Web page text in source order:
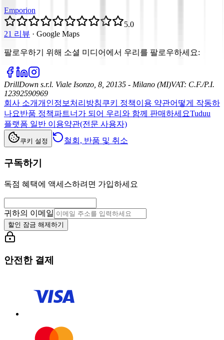
Emporion
5.0
21 리뷰 · Google Maps
팔로우하기 위해 소셜 미디어에서 우리를 팔로우하세요:
DrillDown s.r.l. Viale Isonzo, 8, 20135 - Milano (MI)VAT: C.F./P.I.
12392590969
회사 소개개인정보처리방침쿠키 정책이용 약관어떻게 작동하
나요반품 정책파트너가 되어 우리와 함께 판매하세요Tuduu
플랫폼 일반 이용약관(전문 사용자)
쿠키 설정 철회, 반품 및 취소
구독하기
독점 혜택에 액세스하려면 가입하세요
귀하의 이메일
할인 잠금 해제하기
안전한 결제